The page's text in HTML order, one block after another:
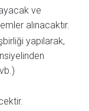
ve
alınacaktır.
yapılarak,